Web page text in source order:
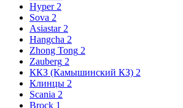
Hyper 2
Sova 2
Asiastar 2
Hangcha 2
Zhong Tong 2
Zauberg 2
ККЗ (Камышинский КЗ) 2
Клинцы 2
Scania 2
Brock 1